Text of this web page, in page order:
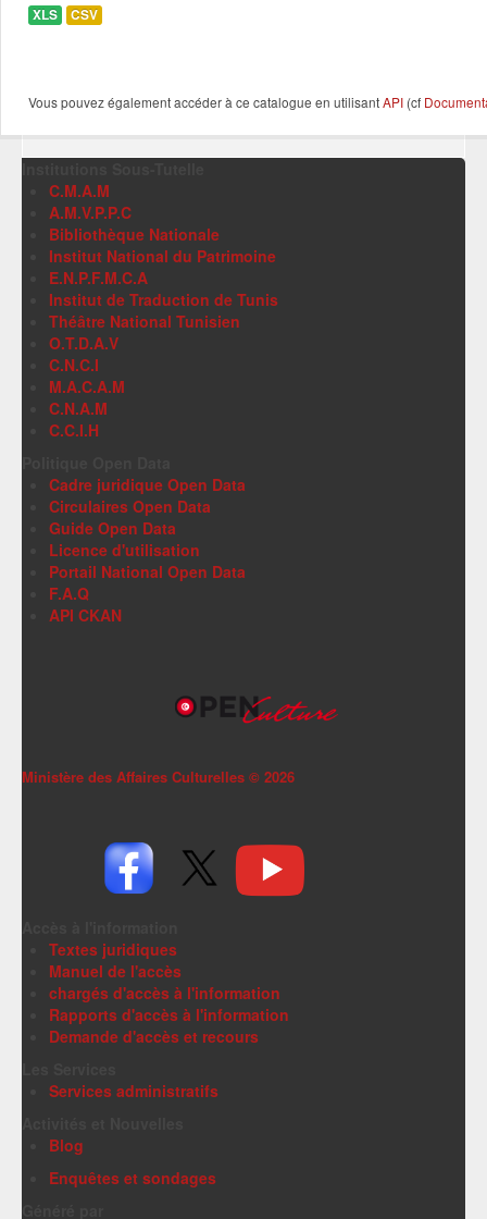
XLS CSV
Vous pouvez également accéder à ce catalogue en utilisantAPI (cf
C.M.A.M
A.M.V.P.P.C
Bibliothèque Nationale
Institut National du Patrimoine
E.N.P.F.M.C.A
Institut de Traduction de Tunis
Théâtre National Tunisien
O.T.D.A.V
C.N.C.I
M.A.C.A.M
C.N.A.M
C.C.I.H
Cadre juridique Open Data
Circulaires Open Data
Guide Open Data
Licence d'utilisation
Portail National Open Data
F.A.Q
API CKAN
Ministère des Affaires Culturelles © 2026
Textes juridiques
Manuel de l'accès
chargés d'accès à l'information
Rapports d'accès à l'information
Demande d'accès et recours
Services administratifs
Blog
Enquêtes et sondages